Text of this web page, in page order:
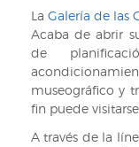
LaGalería de las
Acaba de abrir
de
museográfico y
fin puede visitarse.
A través de la